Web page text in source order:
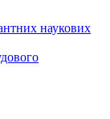
наукових